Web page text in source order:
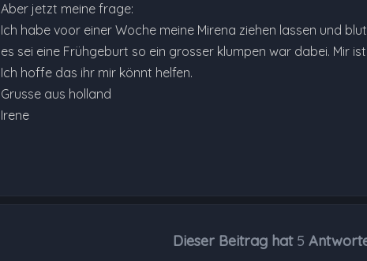
Aber jetzt meine frage:
Ich habe voor einer Woche meine Mirena ziehen lassen und
es sei eine Frühgeburt so ein grosser klumpen war dabei. Mir
Ich hoffe das ihr mir könnt helfen.
Grusse aus holland
Irene
Dieser Beitrag hat 5